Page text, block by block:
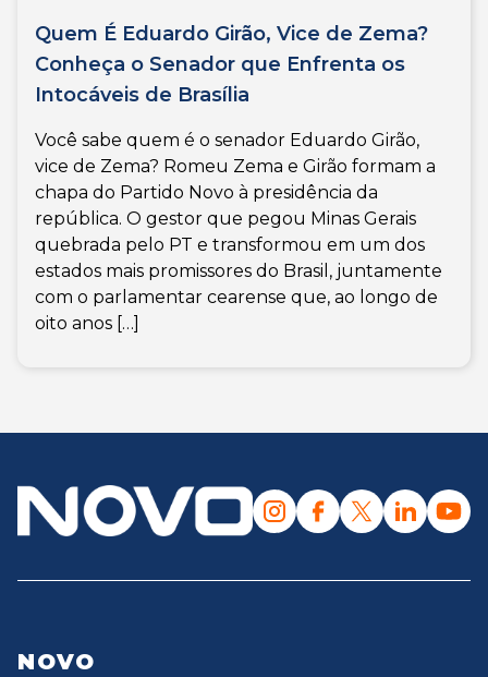
Quem É Eduardo Girão, Vice de Zema?
Conheça o Senador que Enfrenta os
Intocáveis de Brasília
Você sabe quem é o senador Eduardo Girão,
vice de Zema? Romeu Zema e Girão formam a
chapa do Partido Novo à presidência da
república. O gestor que pegou Minas Gerais
quebrada pelo PT e transformou em um dos
estados mais promissores do Brasil, juntamente
com o parlamentar cearense que, ao longo de
oito anos […]
NOVO